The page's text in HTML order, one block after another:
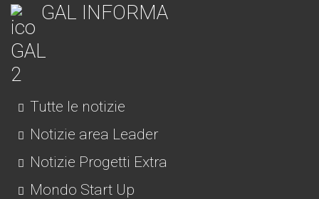
GAL INFORMA
Tutte le notizie
Notizie area Leader
Notizie Progetti Extra
Mondo Start Up